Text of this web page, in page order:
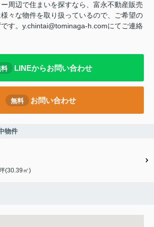
周辺で住まいを探すなら、富永不動産販売
々な物件を取り扱っているので、ご希望の
す。y.chintai@tominaga-h.comにてご連絡
LINEからお問い合わせ
無料 お問い合わせ
物件
(30.39㎡)